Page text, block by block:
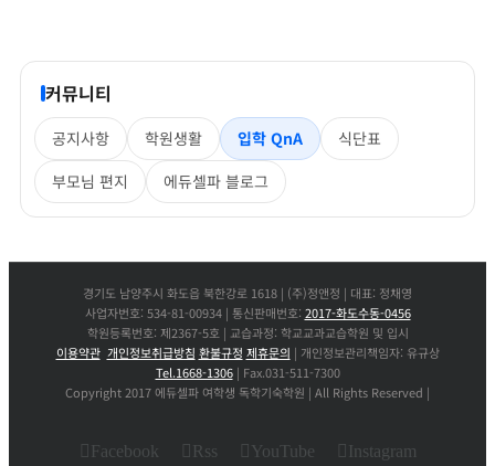
커뮤니티
공지사항 학원생활 입학 QnA
식단표
부모님 편지
에듀셀파 블로그
경기도 남양주시 화도읍 북한강로 1618 | (주)정앤정 | 대표: 정채영
사업자번호: 534-81-00934 | 통신판매번호: 2017-화도수동-0456
학원등록번호: 제2367-5호 | 교습과정: 학교교과교습학원 및 입시
이용약관 개인정보취급방침 환불규정 제휴문의 | 개인정보관리책임자: 유규상
Tel.1668-1306| Fax.031-511-7300
Copyright 2017 에듀셀파 여학생 독학기숙학원 | All Rights Reserved |
Facebook Rss YouTube
Instagram